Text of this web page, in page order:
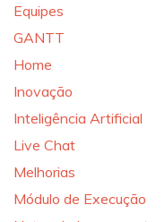
Equipes
GANTT
Home
Inovação
Inteligência Artificial
Live Chat
Melhorias
Módulo de Execução